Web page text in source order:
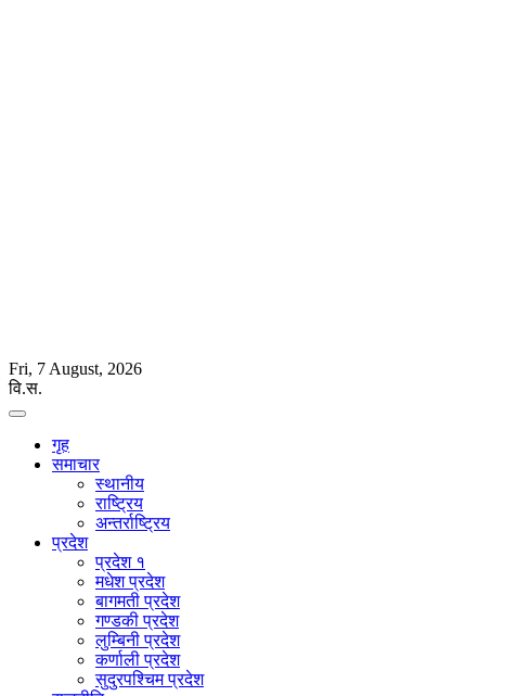
Fri, 7 August, 2026
वि.स.
गृह
समाचार
स्थानीय
राष्ट्रिय
अन्तर्राष्ट्रिय
प्रदेश
प्रदेश १
मधेश प्रदेश
बागमती प्रदेश
गण्डकी प्रदेश
लुम्बिनी प्रदेश
कर्णाली प्रदेश
सुदुरपश्चिम प्रदेश